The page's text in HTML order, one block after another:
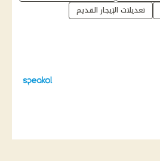
تعديلات الإيجار القديم